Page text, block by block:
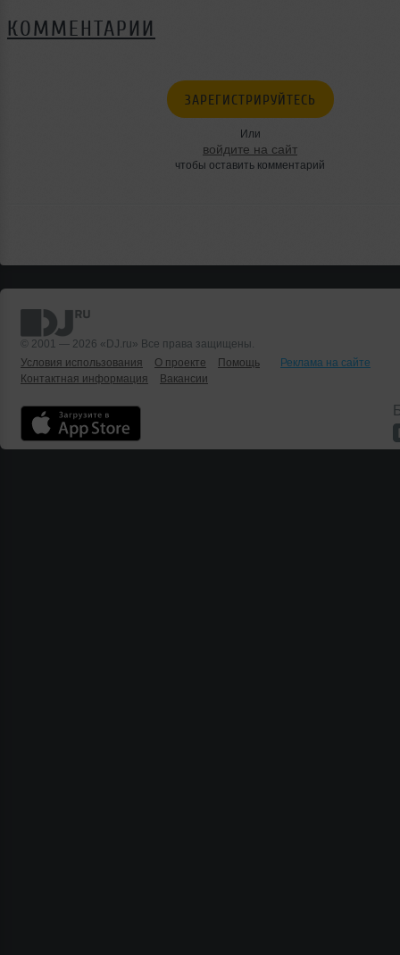
КОММЕНТАРИИ
ЗАРЕГИСТРИРУЙТЕСЬ
Или
войдите на сайт
чтобы оставить комментарий
© 2001 — 2026 «DJ.ru» Все права защищены.
Условия использования
О проекте Помощь
Реклама на сайте
Контактная информация
Вакансии